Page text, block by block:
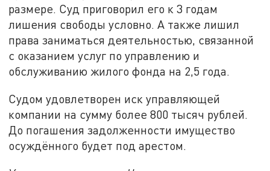
размере. Суд приговорил его к 3 годам
лишения свободы условно. А также лишил
права заниматься деятельностью, связанной
с оказанием услуг по управлению и
обслуживанию жилого фонда на 2,5 года.
Судом удовлетворен иск управляющей
компании на сумму более 800 тысяч рублей.
До погашения задолженности имущество
осуждённого будет под арестом.